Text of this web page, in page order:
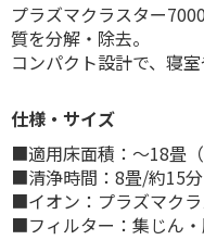
プラズマクラスター
質を分解・除去。
コンパクト設計で、寝室
仕様・サイズ
■適用床面積：～18畳（
■清浄時間：8畳/約15分
■イオン：プラズマク
■フィルター：集じん